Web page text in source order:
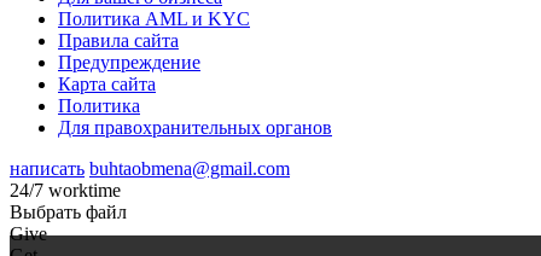
Политика AML и KYC
Правила сайта
Предупреждение
Карта сайта
Политика
Для правохранительных органов
написать buhtaobmena@gmail.com
24/7 worktime
Выбрать файл
Give